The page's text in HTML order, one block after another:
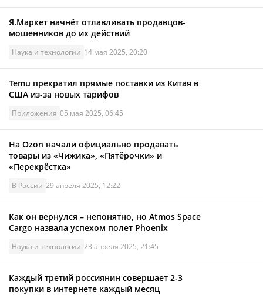
Я.Маркет начнёт отлавливать продавцов-
мошенников до их действий
Наука и технологии 14 мая 2025, 20:20
Temu прекратил прямые поставки из Китая в
США из-за новых тарифов
Приложения 05 мая 2025, 06:45
На Ozon начали официально продавать
товары из «Чижика», «Пятёрочки» и
«Перекрёстка»
В России 29 апреля 2025, 12:22
Как он вернулся – непонятно, но Atmos Space
Cargo назвала успехом полет Phoenix
Наука и технологии 23 апреля 2025, 21:45
Каждый третий россиянин совершает 2-3
покупки в интернете каждый месяц